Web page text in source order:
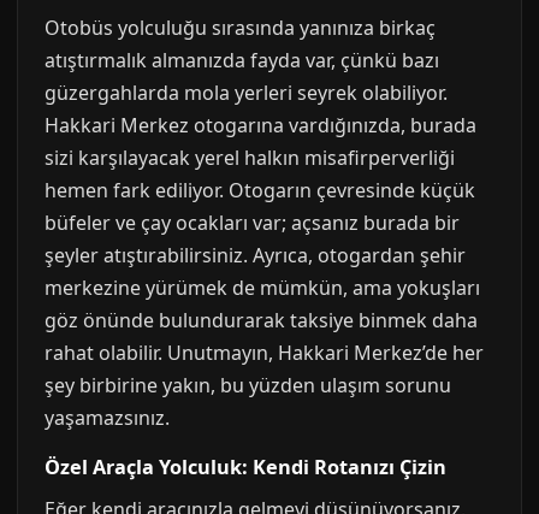
Otobüs yolculuğu sırasında yanınıza birkaç
atıştırmalık almanızda fayda var, çünkü bazı
güzergahlarda mola yerleri seyrek olabiliyor.
Hakkari Merkez otogarına vardığınızda, burada
sizi karşılayacak yerel halkın misafirperverliği
hemen fark ediliyor. Otogarın çevresinde küçük
büfeler ve çay ocakları var; açsanız burada bir
şeyler atıştırabilirsiniz. Ayrıca, otogardan şehir
merkezine yürümek de mümkün, ama yokuşları
göz önünde bulundurarak taksiye binmek daha
rahat olabilir. Unutmayın, Hakkari Merkez’de her
şey birbirine yakın, bu yüzden ulaşım sorunu
yaşamazsınız.
Özel Araçla Yolculuk: Kendi Rotanızı Çizin